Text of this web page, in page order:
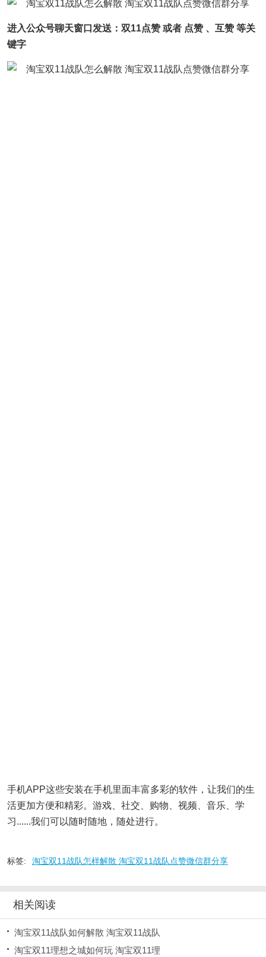
进入公众号聊天窗口发送：双11点赞 或者 点赞 、互赞 等关
键字
手机APP这些安装在手机里面丰富多彩的软件，让我们的生
活更加方便和精彩。游戏、社交、购物、视频、音乐、学
习......我们可以随时随地，随处进行。
标签: 淘宝双11战队怎样解散 淘宝双11战队点赞微信群分享
相关阅读
淘宝双11战队如何解散 淘宝双11战队
淘宝双11理想之城如何玩 淘宝双11理